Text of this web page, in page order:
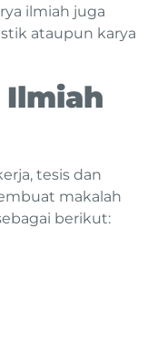
ilmiah juga
ataupun karya
Ilmiah
tesis dan
makalah
berikut: